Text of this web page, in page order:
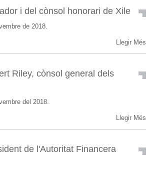
i del cònsol honorari de Xile
de 2018.
Llegir Més
Riley, cònsol general dels
del 2018.
Llegir Més
de l'Autoritat Financera